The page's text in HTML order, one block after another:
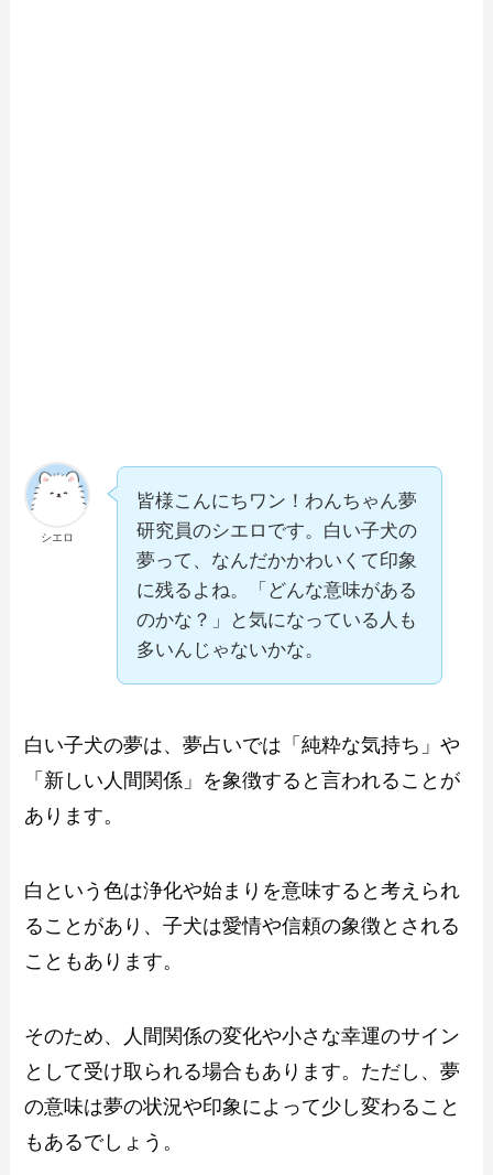
シエロ
皆様こんにちワン！わんちゃん夢
研究員のシエロです。白い子犬の
夢って、なんだかかわいくて印象
に残るよね。「どんな意味がある
のかな？」と気になっている人も
多いんじゃないかな。
白い子犬の夢は、夢占いでは「純粋な気持ち」や
「新しい人間関係」を象徴すると言われることが
あります。
白という色は浄化や始まりを意味すると考えられ
ることがあり、子犬は愛情や信頼の象徴とされる
こともあります。
そのため、人間関係の変化や小さな幸運のサイン
として受け取られる場合もあります。ただし、夢
の意味は夢の状況や印象によって少し変わること
もあるでしょう。